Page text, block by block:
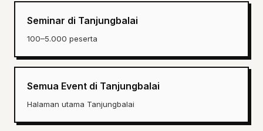
Seminar di Tanjungbalai
100–5.000 peserta
Semua Event di Tanjungbalai
Halaman utama Tanjungbalai